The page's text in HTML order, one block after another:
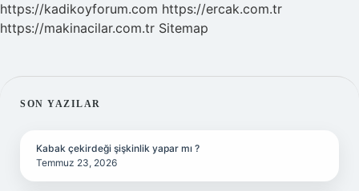
https://kadikoyforum.com https://ercak.com.tr
https://makinacilar.com.tr Sitemap
SIDEBAR
SON YAZILAR
Kabak çekirdeği şişkinlik yapar mı ?
Temmuz 23, 2026